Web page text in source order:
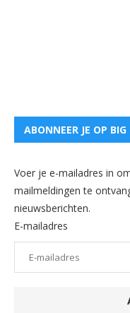
ABONNEER JE OP
Voer je e-mailadres in
mailmeldingen te
nieuwsberichten.
E-mailadres